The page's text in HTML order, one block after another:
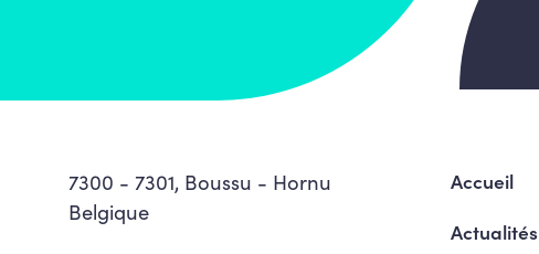
7300 - 7301, Boussu - Hornu
Belgique
Accueil
Actualités